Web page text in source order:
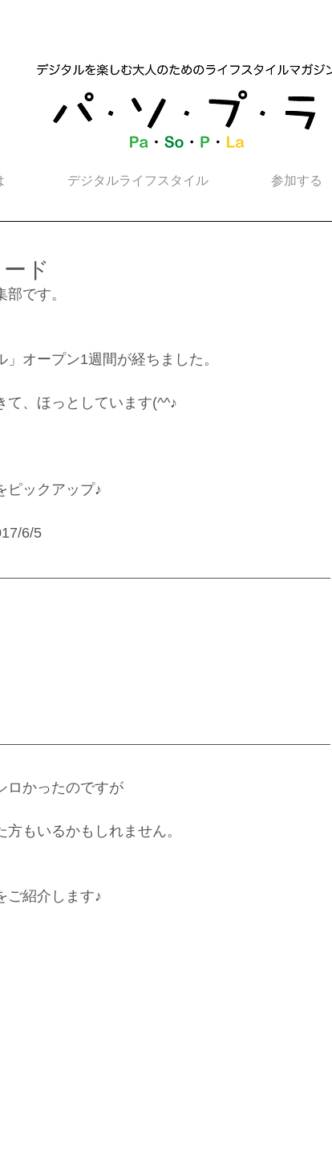
デジタルライフスタイル 参加する
ド
です。
」オープン1週間が経ちました。
て、ほっとしています(^^♪
ピックアップ♪
6/5
ロかったのですが
方もいるかもしれません。
ご紹介します♪